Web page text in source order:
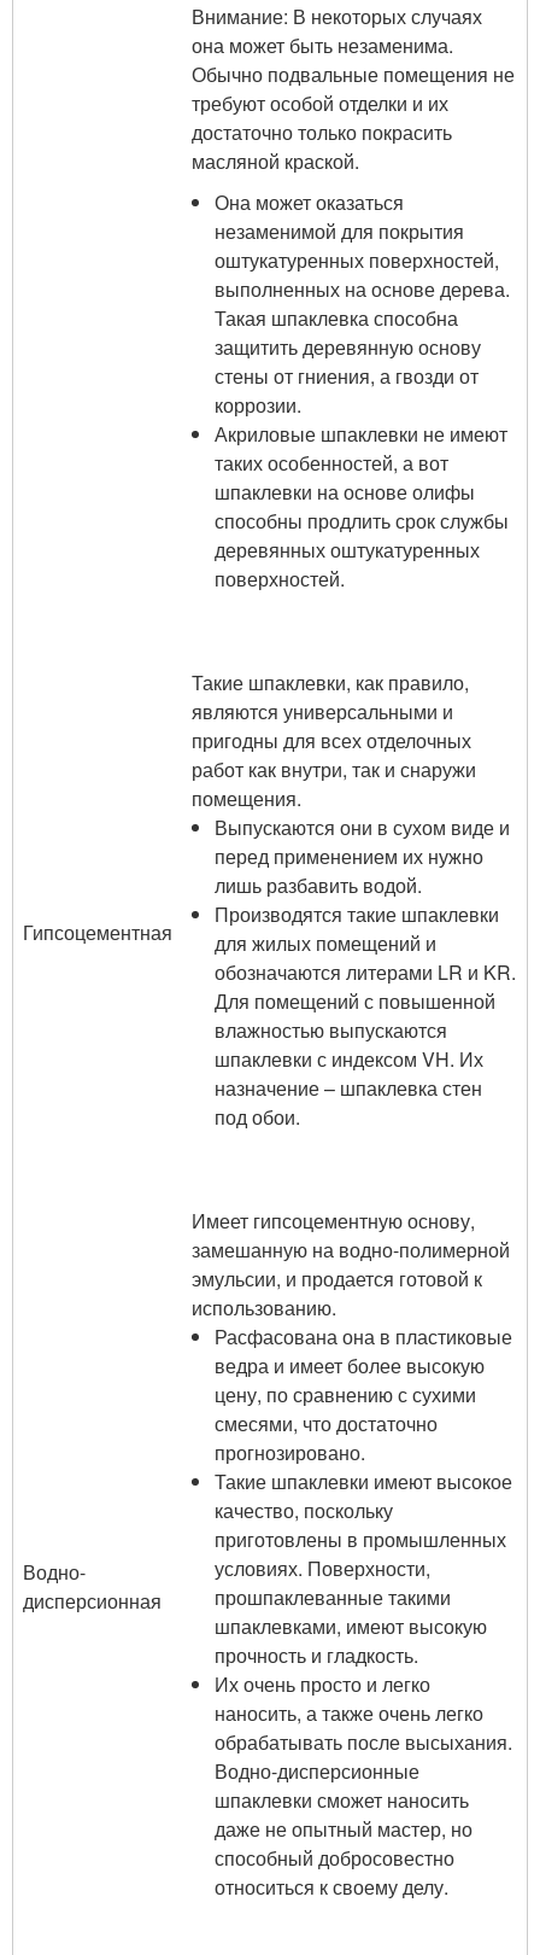
Внимание: В некоторых случаях
она может быть незаменима.
Обычно подвальные помещения не
требуют особой отделки и их
достаточно только покрасить
масляной краской.
Она может оказаться
незаменимой для покрытия
оштукатуренных поверхностей,
выполненных на основе дерева.
Такая шпаклевка способна
защитить деревянную основу
стены от гниения, а гвозди от
коррозии.
Акриловые шпаклевки не имеют
таких особенностей, а вот
шпаклевки на основе олифы
способны продлить срок службы
деревянных оштукатуренных
поверхностей.
Гипсоцементная
Такие шпаклевки, как правило,
являются универсальными и
пригодны для всех отделочных
работ как внутри, так и снаружи
помещения.
Выпускаются они в сухом виде и
перед применением их нужно
лишь разбавить водой.
Производятся такие шпаклевки
для жилых помещений и
обозначаются литерами LR и KR.
Для помещений с повышенной
влажностью выпускаются
шпаклевки с индексом VH. Их
назначение – шпаклевка стен
под обои.
Водно-
дисперсионная
Имеет гипсоцементную основу,
замешанную на водно-полимерной
эмульсии, и продается готовой к
использованию.
Расфасована она в пластиковые
ведра и имеет более высокую
цену, по сравнению с сухими
смесями, что достаточно
прогнозировано.
Такие шпаклевки имеют высокое
качество, поскольку
приготовлены в промышленных
условиях. Поверхности,
прошпаклеванные такими
шпаклевками, имеют высокую
прочность и гладкость.
Их очень просто и легко
наносить, а также очень легко
обрабатывать после высыхания.
Водно-дисперсионные
шпаклевки сможет наносить
даже не опытный мастер, но
способный добросовестно
относиться к своему делу.